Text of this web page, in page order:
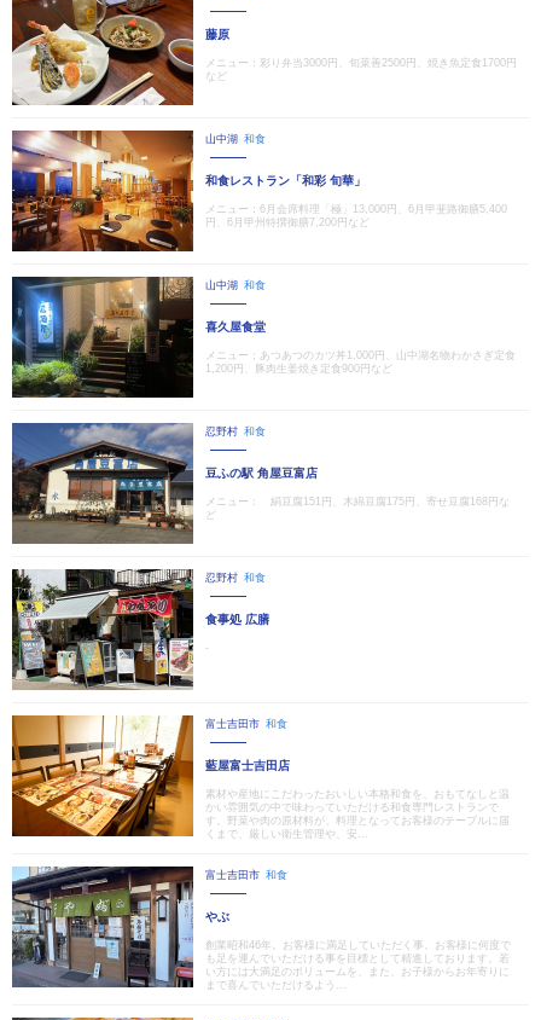
藤原
メニュー：彩り弁当3000円、旬菜善2500円、焼き魚定食1700円
など
山中湖 和食
和食レストラン「和彩 旬華」
メニュー：6月会席料理「極」13,000円、6月甲斐路御膳5,400
円、6月甲州特撰御膳7,200円など
山中湖 和食
喜久屋食堂
メニュー：あつあつのカツ丼1,000円、山中湖名物わかさぎ定食
1,200円、豚肉生姜焼き定食900円など
忍野村 和食
豆ふの駅 角屋豆富店
メニュー： 絹豆腐151円、木綿豆腐175円、寄せ豆腐168円な
ど
忍野村 和食
食事処 広膳
-
富士吉田市 和食
藍屋富士吉田店
素材や産地にこだわったおいしい本格和食を、おもてなしと温
かい雰囲気の中で味わっていただける和食専門レストランで
す。野菜や肉の原材料が、料理となってお客様のテーブルに届
くまで、厳しい衛生管理や、安...
富士吉田市 和食
やぶ
創業昭和46年。お客様に満足していただく事。お客様に何度で
も足を運んでいただける事を目標として精進しております。若
い方には大満足のボリュームを、また、お子様からお年寄りに
まで喜んでいただけるよう...